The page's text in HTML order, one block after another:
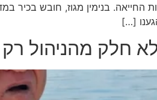
החייאה. בנימין מגוז, חובש בכיר
[…]